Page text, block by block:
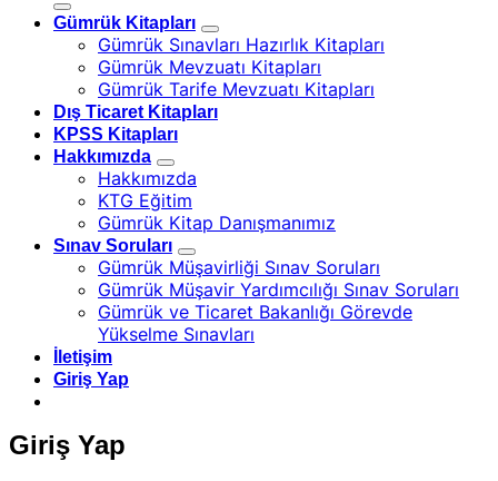
Gümrük Kitapları
Gümrük Sınavları Hazırlık Kitapları
Gümrük Mevzuatı Kitapları
Gümrük Tarife Mevzuatı Kitapları
Dış Ticaret Kitapları
KPSS Kitapları
Hakkımızda
Hakkımızda
KTG Eğitim
Gümrük Kitap Danışmanımız
Sınav Soruları
Gümrük Müşavirliği Sınav Soruları
Gümrük Müşavir Yardımcılığı Sınav Soruları
Gümrük ve Ticaret Bakanlığı Görevde
Yükselme Sınavları
İletişim
Giriş Yap
Giriş Yap